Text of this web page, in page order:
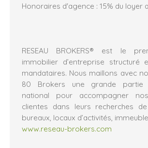
Honoraires d'agence : 15% du loyer
RESEAU BROKERS® est le
immobilier d’entreprise structuré
mandataires. Nous maillons avec
80 Brokers une grande partie
national pour accompagner
clientes dans leurs recherches
bureaux, locaux d’activités,
www.reseau-brokers.com